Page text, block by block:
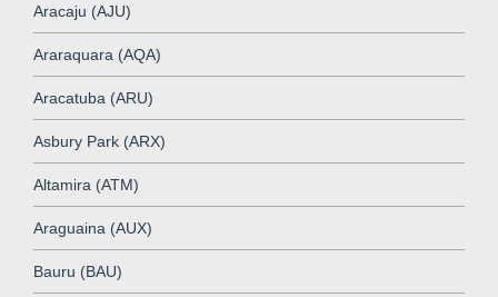
Aracaju (AJU)
Araraquara (AQA)
Aracatuba (ARU)
Asbury Park (ARX)
Altamira (ATM)
Araguaina (AUX)
Bauru (BAU)